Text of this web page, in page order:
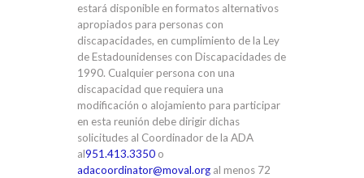
estará disponible en formatos alternativos
apropiados para personas con
discapacidades, en cumplimiento de la Ley
de Estadounidenses con Discapacidades de
1990. Cualquier persona con una
discapacidad que requiera una
modificación o alojamiento para participar
en esta reunión debe dirigir dichas
solicitudes al Coordinador de la ADA
al951.413.3350 o
adacoordinator@moval.org al menos 72